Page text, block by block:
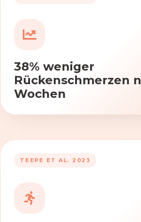
38% weniger
Rückenschmerzen
Wochen
TEEPE ET AL. 2023
Durch die Anwendung
Beweglichkeit und